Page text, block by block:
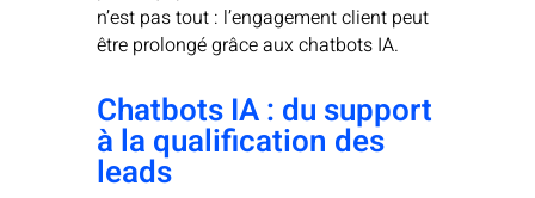
n’est pas tout : l’engagement client peut
être prolongé grâce aux chatbots IA.
Chatbots IA : du support
à la qualification des
leads